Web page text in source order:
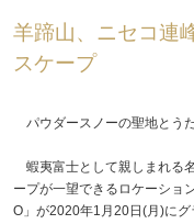
羊蹄山、ニセコ連
スケープ
パウダースノーの聖地とう
蝦夷富士として親しまれる
ープが一望できるロケーショ
O」が2020年1月20日(月)にグ